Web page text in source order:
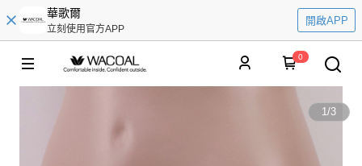
華歌爾
立刻使用官方APP
開啟APP
0
1/3